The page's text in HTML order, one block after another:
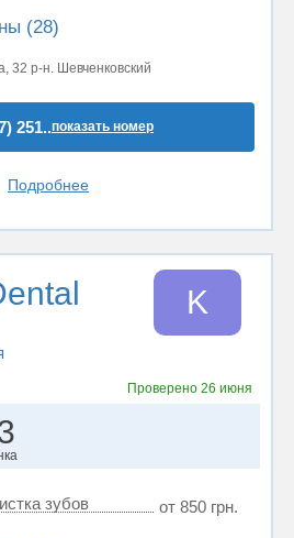
(28)
32 р-н. Шевченковский
251..показать номер
Подробнее
K
Проверено 26 июня
зубов от 850 грн.